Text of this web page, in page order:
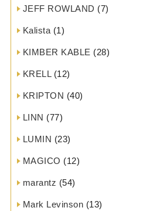
JEFF ROWLAND (7)
Kalista (1)
KIMBER KABLE (28)
KRELL(12)
KRIPTON (40)
LINN (77)
LUMIN (23)
MAGICO (12)
marantz (54)
Mark Levinson (13)